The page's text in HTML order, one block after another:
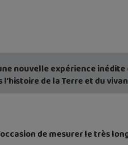
nouvelle expérience
de la Terre et du
de mesurer le très